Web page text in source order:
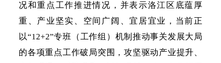
况和重点工作推进情况，并表示洛江区底蕴厚
重、产业坚实、空间广阔、宜居宜业，当前正
以“12+2”专班（工作组）机制推动事关发展大局
的各项重点工作破局突围，攻坚驱动产业提升、